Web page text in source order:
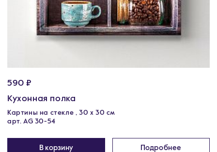
590 ₽
Кухонная полка
Картины на стекле , 30 x 30 см
арт. AG 30-54
В корзину Подробнее